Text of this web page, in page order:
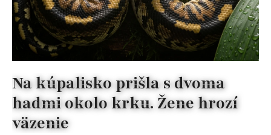
Na kúpalisko prišla s dvoma
hadmi okolo krku. Žene hrozí
väzenie